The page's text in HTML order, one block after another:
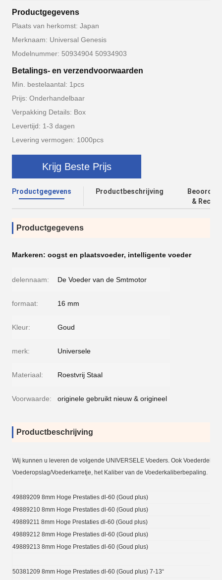
Productgegevens
Plaats van herkomst: Japan
Merknaam: Universal Genesis
Modelnummer: 50934904 50934903
Betalings- en verzendvoorwaarden
Min. bestelaantal: 1pcs
Prijs: Onderhandelbaar
Verpakking Details: Box
Levertijd: 1-3 dagen
Levering vermogen: 1000pcs
Krijg Beste Prijs
Productgegevens Productbeschrijving
&
Productgegevens
Markeren: oogst en plaatsvoeder, intelligente voeder
delennaam: De Voeder van de Smtmotor
formaat: 16 mm
Kleur: Goud
merk: Universele
Materiaal: Roestvrij Staal
Voorwaarde: originele gebruikt nieuw & origineel
Productbeschrijving
Wij kunnen u leveren de volgende UNIVERSELE Voeders. Ook Voederdelen,
Voederopslag/Voederkarretje, het Kaliber van de Voederkaliberbepaling.
49889209 8mm Hoge Prestaties dl-60 (Goud plus)
49889210 8mm Hoge Prestaties dl-60 (Goud plus)
49889211 8mm Hoge Prestaties dl-60 (Goud plus)
49889212 8mm Hoge Prestaties dl-60 (Goud plus)
49889213 8mm Hoge Prestaties dl-60 (Goud plus)
50381209 8mm Hoge Prestaties dl-60 (Goud plus) 7-13“